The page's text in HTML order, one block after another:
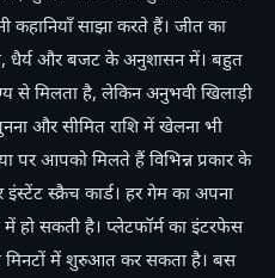
कहानियाँ साझा करते हैं। जीत का
धैर्य और बजट के अनुशासन में। बहुत
से मिलता है, लेकिन अनुभवी खिलाड़ी
और सीमित राशि में खेलना भी
पर आपको मिलते हैं विभिन्न प्रकार के
स्क्रैच कार्ड। हर गेम का अपना
हो सकती है। प्लेटफॉर्म का इंटरफेस
मिनटों में शुरुआत कर सकता है। बस